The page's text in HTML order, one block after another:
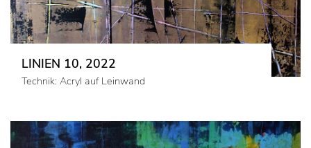
LINIEN 10, 2022
Technik: Acryl auf Leinwand